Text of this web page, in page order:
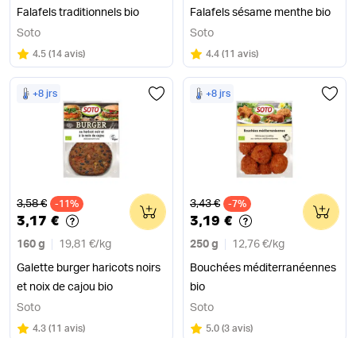
Falafels traditionnels bio
Soto
Note
4.5 sur 5
(14 avis)
Falafels sésame menthe bio
Soto
Note
4.4 sur 5
(11 avis)
+8 jrs
Ancien prix
3,58 € -11%
3,17 €
160 g 19,81 €/ kg
Galette burger haricots noirs
et noix de cajou bio
0
Soto
Note
4.3 sur 5
(11 avis)
+8 jrs
Ancien prix
3,43 € -7%
3,19 €
250 g 12,76 €/ kg
Bouchées méditerranéennes
bio
0
Soto
Note
5.0 sur 5
(3 avis)